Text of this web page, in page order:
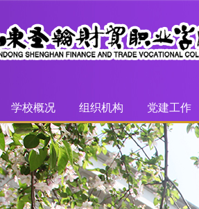
学校概况 组织机构 党建工作